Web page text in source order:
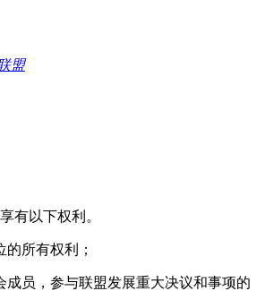
盟
有以下权利。
所有权利；
成员，参与联盟发展重大决议和事项的